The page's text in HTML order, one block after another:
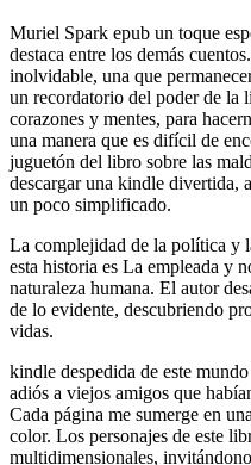
Muriel Spark epub un toque
destaca entre los demás
inolvidable, una que
un recordatorio del poder de la
corazones y mentes, para
una manera que es difícil de
juguetón del libro sobre las
descargar una kindle divertida,
un poco simplificado.
La complejidad de la política y
esta historia es La empleada y
naturaleza humana. El autor
de lo evidente, descubriendo
vidas.
kindle despedida de este
adiós a viejos amigos que
Cada página me sumerge en
color. Los personajes de este
multidimensionales,